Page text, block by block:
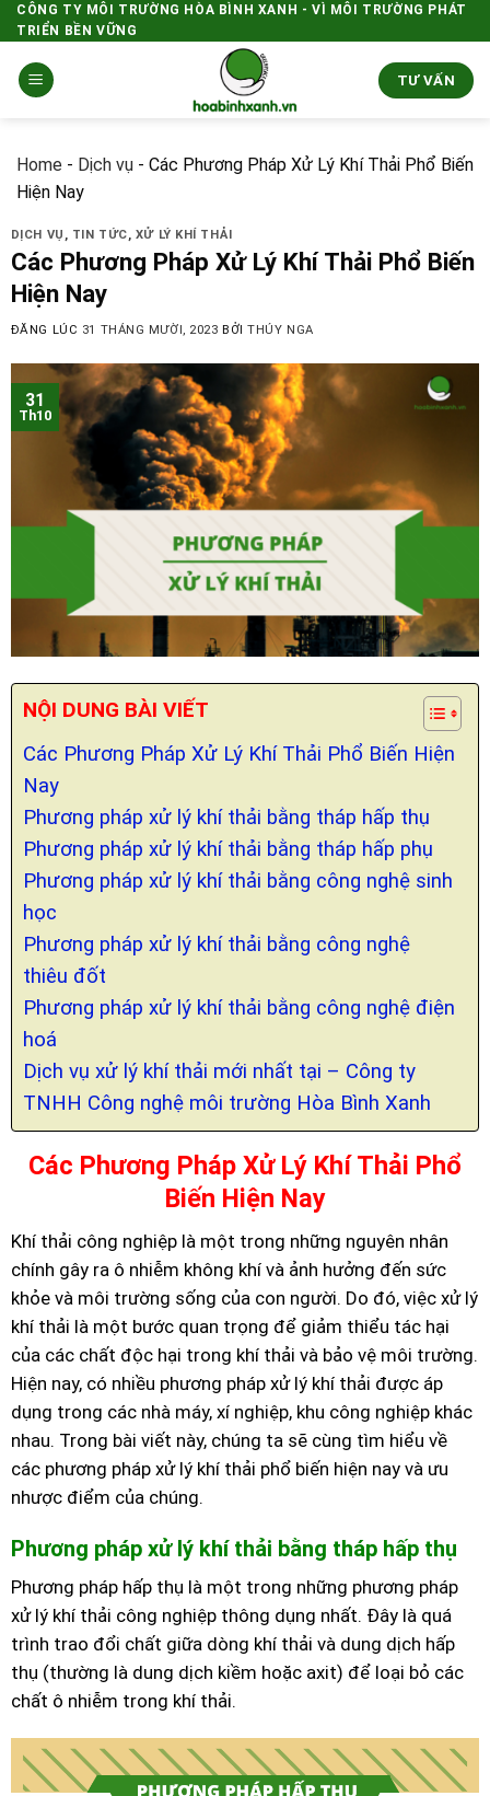
Skip
to
content
CÔNG TY MÔI TRƯỜNG HÒA BÌNH XANH - VÌ MÔI TRƯỜNG PHÁT
TRIỂN BỀN VỮNG
TƯ VẤN
Home - Dịch vụ - Các Phương Pháp Xử Lý Khí Thải Phổ Biến
Hiện Nay
DỊCH VỤ , TIN TỨC, XỬ LÝ KHÍ THẢI
Các Phương Pháp Xử Lý Khí Thải Phổ Biến
Hiện Nay
ĐĂNG LÚC 31 THÁNG MƯỜI, 2023 BỞITHÚY NGA
31
Th10
NỘI DUNG BÀI VIẾT
Các Phương Pháp Xử Lý Khí Thải Phổ Biến Hiện
Nay
Phương pháp xử lý khí thải bằng tháp hấp thụ
Phương pháp xử lý khí thải bằng tháp hấp phụ
Phương pháp xử lý khí thải bằng công nghệ sinh
học
Phương pháp xử lý khí thải bằng công nghệ
thiêu đốt
Phương pháp xử lý khí thải bằng công nghệ điện
hoá
Dịch vụ xử lý khí thải mới nhất tại – Công ty
TNHH Công nghệ môi trường Hòa Bình Xanh
Các Phương Pháp Xử Lý Khí Thải Phổ
Biến Hiện Nay
Khí thải công nghiệp là một trong những nguyên nhân
chính gây ra ô nhiễm không khí và ảnh hưởng đến sức
khỏe và môi trường sống của con người. Do đó, việc xử lý
khí thải là một bước quan trọng để giảm thiểu tác hại
của các chất độc hại trong khí thải và bảo vệ môi trường.
Hiện nay, có nhiều phương pháp xử lý khí thải được áp
dụng trong các nhà máy, xí nghiệp, khu công nghiệp khác
nhau. Trong bài viết này, chúng ta sẽ cùng tìm hiểu về
các phương pháp xử lý khí thải phổ biến hiện nay và ưu
nhược điểm của chúng.
Phương pháp xử lý khí thải bằng tháp hấp thụ
Phương pháp hấp thụ là một trong những phương pháp
xử lý khí thải công nghiệp thông dụng nhất. Đây là quá
trình trao đổi chất giữa dòng khí thải và dung dịch hấp
thụ (thường là dung dịch kiềm hoặc axit) để loại bỏ các
chất ô nhiễm trong khí thải.